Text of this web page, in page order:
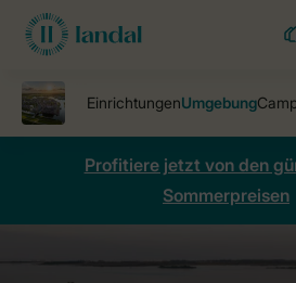
Profitiere jetzt von den
Sommerpreisen
Ferienpark Esonstad